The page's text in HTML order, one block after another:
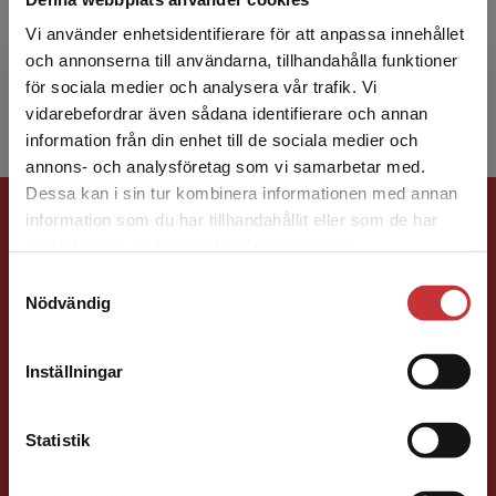
Vi använder enhetsidentifierare för att anpassa innehållet
och annonserna till användarna, tillhandahålla funktioner
för sociala medier och analysera vår trafik. Vi
vidarebefordrar även sådana identifierare och annan
information från din enhet till de sociala medier och
annons- och analysföretag som vi samarbetar med.
Dessa kan i sin tur kombinera informationen med annan
information som du har tillhandahållit eller som de har
Nödvändig
Inställningar
Statistik
Begränsad fraktregion
Det verkar som att du besöker
studentlitteratur.se via en enhet utanför Sverige.
Vi erbjuder inte leveranser utanför Sverige. För
att kunna slutföra ett köp måste
organisationer, inom både privat och offentlig
sektor, arbetat med att förbättra
kundupplevelser. Hennes ...
Förlagskontakt
Förläggare
Forskningsmetodik